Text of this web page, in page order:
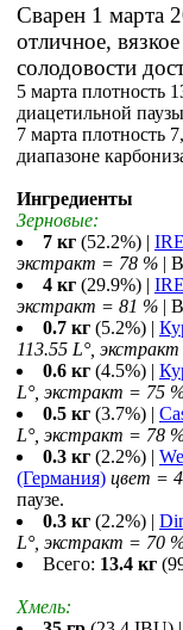
Сварен 1 марта
отличное,
солодовости
5 марта плотность
диацетильной
7 марта плотность
диапазоне
Ингредиенты
Зерновые:
7 кг (52.2%) |
экстракт = 78 % |
4 кг (29.9%) |
экстракт = 81 % |
0.7 кг (5.2%) |
113.55 L°,
0.6 кг (4.5%) |
L°, экстракт = 75
0.5 кг (3.7%) |
L°, экстракт = 78
0.3 кг (2.2%) |
(Германия) цвет =
паузе.
0.3 кг (2.2%) |
L°, экстракт = 70
Всего: 13.4 кг
Хмель: